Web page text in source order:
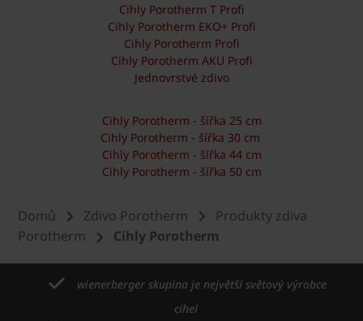
Cihly Porotherm T Profi
Cihly Porotherm EKO+ Profi
Cihly Porotherm Profi
Cihly Porotherm AKU Profi
Jednovrstvé zdivo
Cihly Porotherm - šířka 25 cm
Cihly Porotherm - šířka 30 cm
Cihly Porotherm - šířka 44 cm
Cihly Porotherm - šířka 50 cm
Domů Zdivo Porotherm
Produkty zdiva
Porotherm
Cihly Porotherm
wienerberger skupina je největší světový výrobce
cihel